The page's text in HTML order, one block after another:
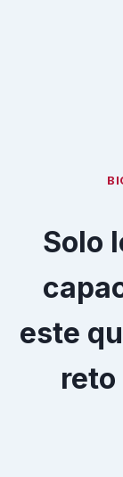
Solo
este
reto